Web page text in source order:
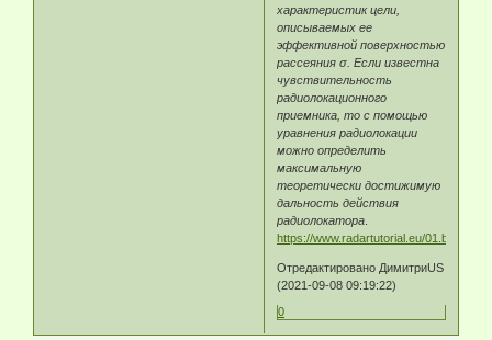
характеристик цели,
описываемых ее
эффективной поверхностью
рассеяния σ. Если известна
чувствительность
радиолокационного
приемника, то с помощью
уравнения радиолокации
можно определить
максимальную
теоретически достижимую
дальность действия
радиолокатора.
https://www.radartutorial.eu/01.basics/
Отредактировано ДимитриUS
(2021-09-08 09:19:22)
0